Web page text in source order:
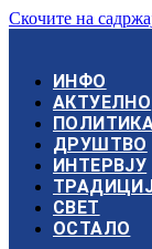
Скочите на
ИНФО
АКТУЕЛНО
ДРУШТВО
ИНТЕРВЈУ
СВЕТ
ОСТАЛО